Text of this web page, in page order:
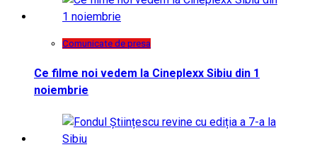
Comunicate de presa
Ce filme noi vedem la Cineplexx Sibiu din 1
noiembrie